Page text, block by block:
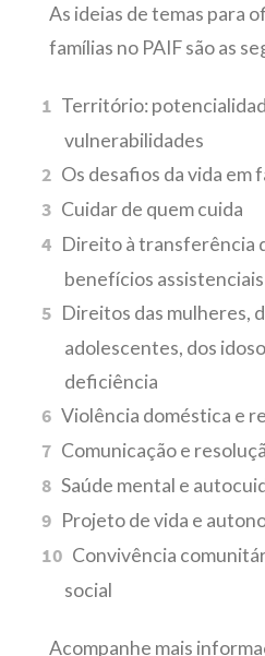
As ideias de temas para
famílias no PAIF são as
Território:
vulnerabilidades
Os desafios da vida em
Cuidar de quem cuida
Direito à transferência
benefícios assistenciais
Direitos das mulheres,
adolescentes, dos
deficiência
Violência doméstica e
Comunicação e
Saúde mental e
Projeto de vida e
Convivência
social
Acompanhe mais